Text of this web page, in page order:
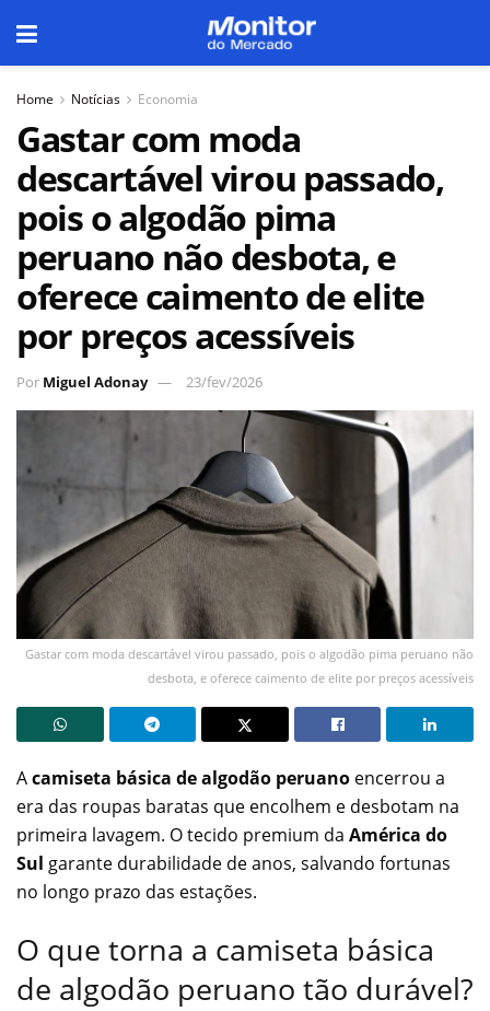
Home Notícias Economia
Gastar com moda
descartável virou passado,
pois o algodão pima
peruano não desbota, e
oferece caimento de elite
por preços acessíveis
Por Miguel Adonay 23/fev/2026
Gastar com moda descartável virou passado, pois o algodão pima peruano não
desbota, e oferece caimento de elite por preços acessíveis
Acamiseta básica de algodão peruano encerrou a
era das roupas baratas que encolhem e desbotam na
primeira lavagem. O tecido premium da América do
Sul garante durabilidade de anos, salvando fortunas
no longo prazo das estações.
O que torna a camiseta básica
de algodão peruano tão durável?